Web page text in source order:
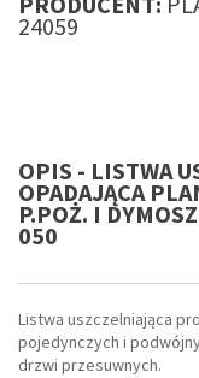
24059
OPIS - LISTWA
OPADAJĄCA
P.POŻ. I
050
Listwa uszczelniająca
pojedynczych i
drzwi przesuwnych.